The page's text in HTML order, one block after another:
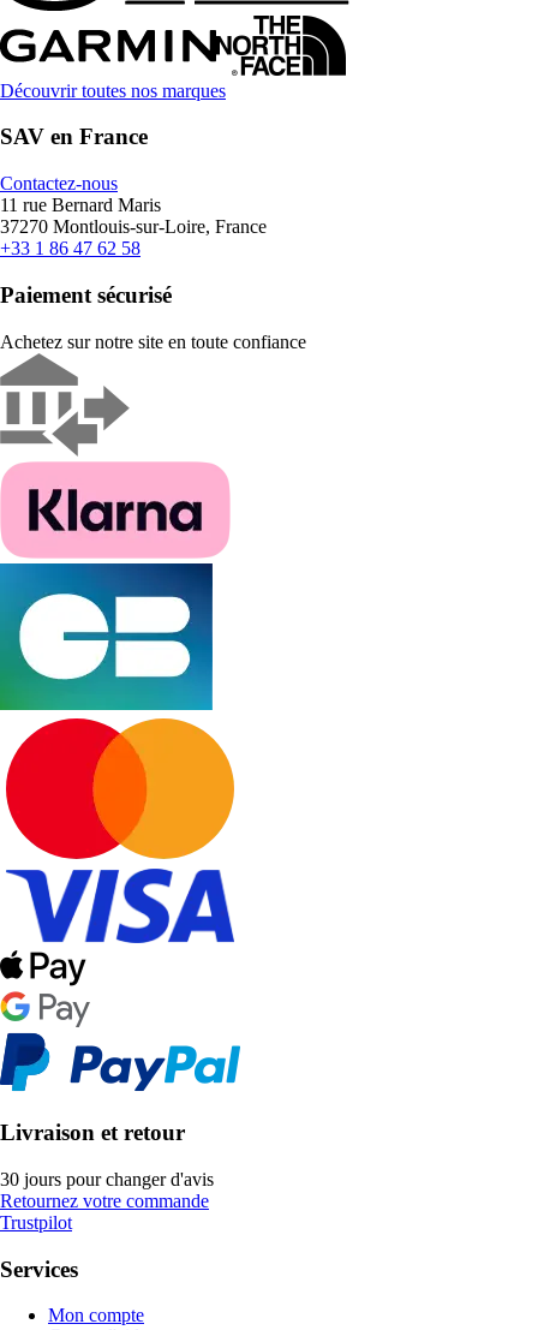
Découvrir toutes nos marques
SAV en France
Contactez-nous
11 rue Bernard Maris
37270 Montlouis-sur-Loire, France
+33 1 86 47 62 58
Paiement sécurisé
Achetez sur notre site en toute confiance
Livraison et retour
30 jours pour changer d'avis
Retournez votre commande
Trustpilot
Services
Mon compte